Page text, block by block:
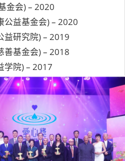
金会) – 2020
公益基金会) – 2020
益研究院) – 2019
善基金会) – 2018
学院) – 2017